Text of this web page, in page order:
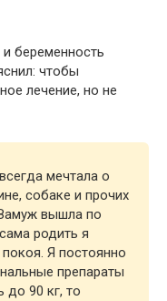
беременность
чтобы
лечение, но не
мечтала о
собаке и прочих
вышла по
родить я
Я постоянно
препараты
до 90 кг, то